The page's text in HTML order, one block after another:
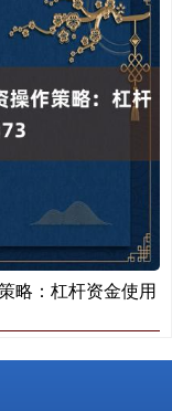
略：杠杆资金使用